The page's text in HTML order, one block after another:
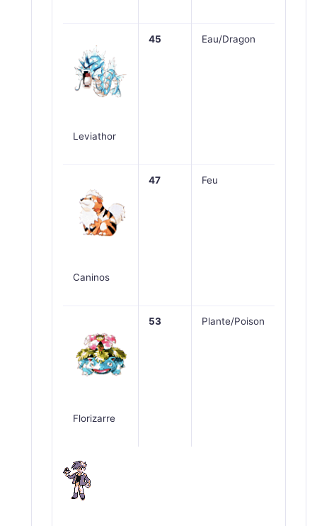
Leviathor
45 Eau/Dragon
Caninos
47 Feu
Florizarre
53 Plante/Poison